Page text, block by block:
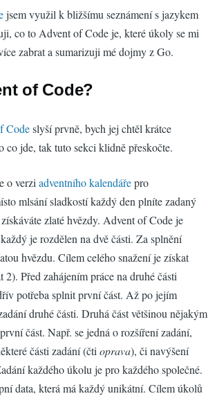
jsem využil k bližšímu seznámení s jazykem
co to Advent of Code je, které úkoly se mi
zabrat a sumarizuji mé dojmy z Go.
of Code?
Codeslyší prvně, bych jej chtěl krátce
co jde, tak tuto sekci klidně přeskočte.
o verzi adventního kalendářepro
mlsání sladkostí každý den plníte zadaný
zlaté hvězdy. Advent of Code je
je rozdělen na dvě části. Za splnění
hvězdu. Cílem celého snažení je získat
Před zahájením práce na druhé části
potřeba splnit první část. Až po jejím
druhé části. Druhá část většinou nějakým
část. Např. se jedná o rozšíření zadání,
části zadání (čti oprava), či navýšení
každého úkolu je pro každého společné.
data, která má každý unikátní. Cílem úkolů